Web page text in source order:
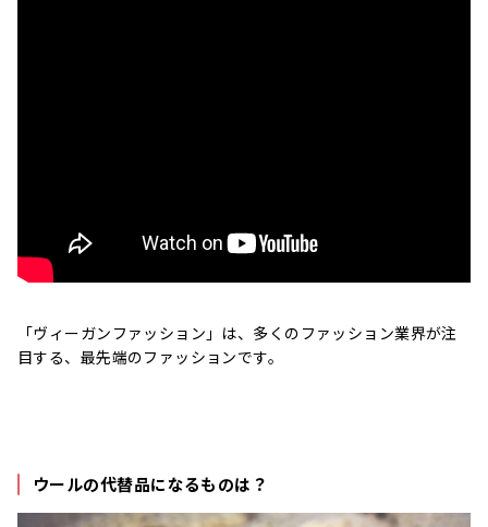
「ヴィーガンファッション」は、多くのファッション業界が注
目する、最先端のファッションです。
ウールの代替品になるものは？